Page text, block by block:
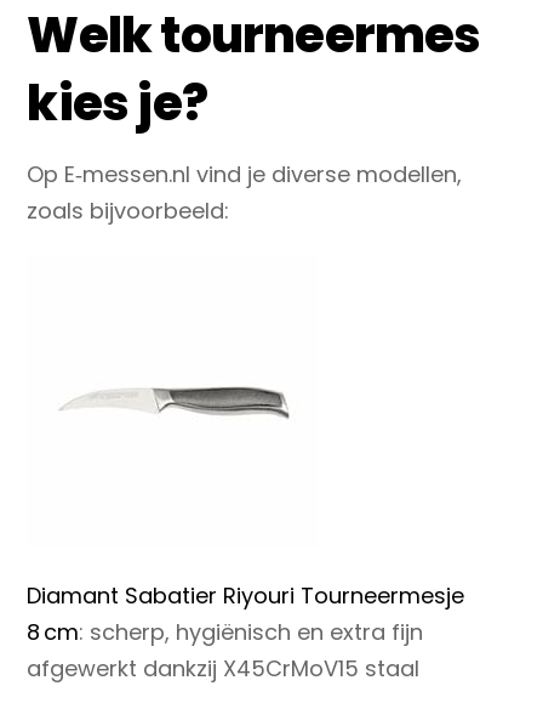
Welk tourneermes
kies je?
Op E‑messen.nl vind je diverse modellen,
zoals bijvoorbeeld:
Diamant Sabatier Riyouri Tourneermesje
8 cm: scherp, hygiënisch en extra fijn
afgewerkt dankzij X45CrMoV15 staal